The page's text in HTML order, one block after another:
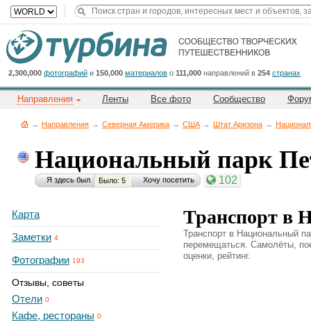
2,300,000 фотографий и 150,000 материалов о 111,000 направлений в 254 странах
Направления Ленты Все фото Сообщество
→ Направления → Северная Америка → CША → Штат Аризона →
Национальный парк
Я здесь был Было: 5 Хочу посетить 102
Карта
Заметки 4
Фотографии 193
Отзывы, советы
Отели 0
Кафе, рестораны 0
Транспорт в
Транспорт в Национальный
перемещаться. Самолёты,
оценки, рейтинг.
Cейчас
на
сайте:
Title
Button